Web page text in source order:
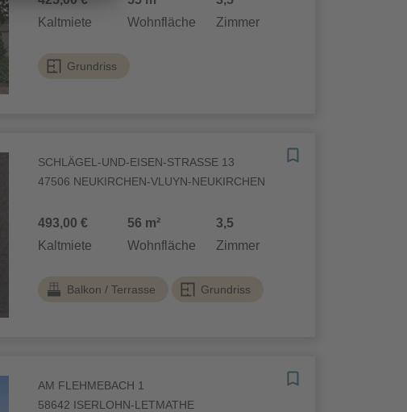
Kaltmiete
Wohnfläche
Zimmer
Grundriss
SCHLÄGEL-UND-EISEN-STRASSE 13
47506 NEUKIRCHEN-VLUYN-NEUKIRCHEN
Kaltmiete
493,00 €
Wohnfläche
56 m²
Zimmer
3,5
Balkon / Terrasse Grundriss
AM FLEHMEBACH 1
58642 ISERLOHN-LETMATHE